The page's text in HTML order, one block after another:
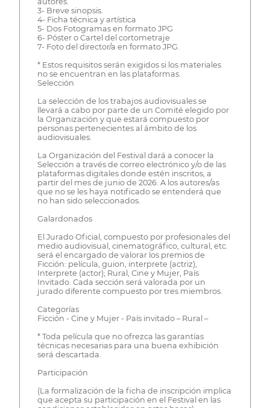
3- Breve sinopsis.
4- Ficha técnica y artística
5- Dos Fotogramas en formato JPG
6- Póster o Cartel del cortometraje
7- Foto del director/a en formato JPG.
* Estos requisitos serán exigidos si los materiales
no se encuentran en las plataformas.
Selección
La selección de los trabajos audiovisuales se
llevará a cabo por parte de un Comité elegido por
la Organización y que estará compuesto por
personas pertenecientes al ámbito de los
audiovisuales.
La Organización del Festival dará a conocer la
Selección a través de correo electrónico y/o de las
plataformas digitales donde estén inscritos, a
partir del mes de junio de 2026. A los autores/as
que no se les haya notificado se entenderá que
no han sido seleccionados.
Galardonados
El Jurado Oficial, compuesto por profesionales del
medio audiovisual, cinematográfico, cultural, etc.
será el encargado de valorar los premios de
Ficción: película, guion, interprete (actriz),
Interprete (actor); Rural, Cine y Mujer, País
Invitado. Cada sección será valorada por un
jurado diferente compuesto por tres miembros.
Categorías
Ficción - Cine y Mujer - País invitado – Rural –
* Toda película que no ofrezca las garantías
técnicas necesarias para una buena exhibición
será descartada.
Participación
(La formalización de la ficha de inscripción implica
que acepta su participación en el Festival en las